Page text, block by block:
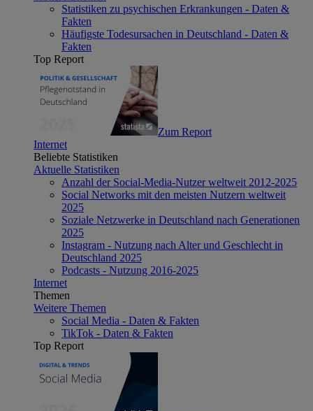
Statistiken zu psychischen Erkrankungen - Daten &
Fakten
Häufigste Todesursachen in Deutschland - Daten &
Fakten
Top Report
Zum Report
Internet
Beliebte Statistiken
Aktuelle Statistiken
Anzahl der Social-Media-Nutzer weltweit 2012-2025
Social Networks mit den meisten Nutzern weltweit
2025
Soziale Netzwerke in Deutschland nach Generationen
2025
Instagram - Nutzung nach Alter und Geschlecht in
Deutschland 2025
Podcasts - Nutzung 2016-2025
Internet
Themen
Weitere Themen
Social Media - Daten & Fakten
TikTok - Daten & Fakten
Top Report